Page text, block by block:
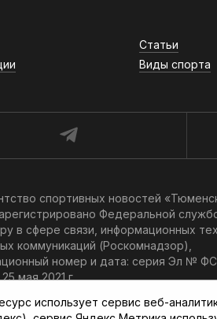
Статьи
Виды спорта
спортивных новостей
Федеральной
в сфере связи, информационных
коммуникаций (Роскомнадзор),
номер и дата: серия Эл №
мая 2021 г.
Мартынов В. В.
использует сервис веб-